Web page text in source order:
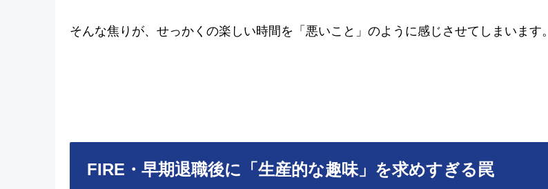
そんな焦りが、せっかくの楽しい時間を「悪いこと」のように感じさせてしまいます。
FIRE・早期退職後に「生産的な趣味」を求めすぎる罠